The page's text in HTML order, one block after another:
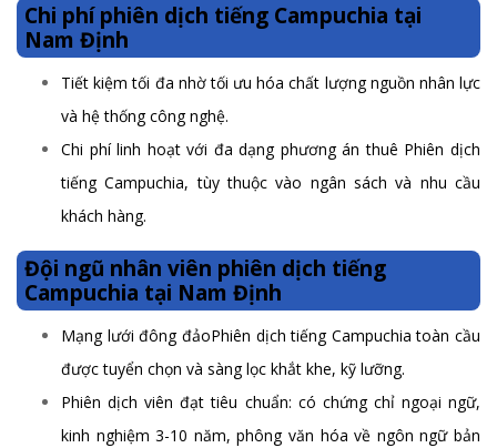
Chi phí phiên dịch tiếng Campuchia tại
Nam Định
Tiết kiệm tối đa nhờ tối ưu hóa chất lượng nguồn nhân lực
và hệ thống công nghệ.
Chi phí linh hoạt với đa dạng phương án thuê Phiên dịch
tiếng Campuchia, tùy thuộc vào ngân sách và nhu cầu
khách hàng.
Đội ngũ nhân viên phiên dịch tiếng
Campuchia tại Nam Định
Mạng lưới đông đảoPhiên dịch tiếng Campuchia toàn cầu
được tuyển chọn và sàng lọc khắt khe, kỹ lưỡng.
Phiên dịch viên đạt tiêu chuẩn: có chứng chỉ ngoại ngữ,
kinh nghiệm 3-10 năm, phông văn hóa về ngôn ngữ bản